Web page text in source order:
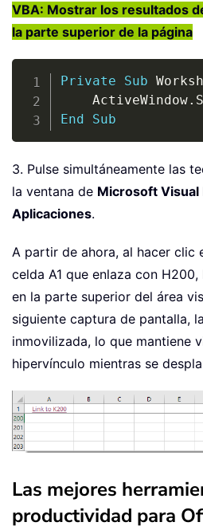
VBA: Mostrar los resultados
la parte superior de la página
Private Sub
    ActiveWindow
.
End
Sub
3. Pulse simultáneamente las
la ventana de Microsoft Visual
Aplicaciones.
A partir de ahora, al hacer clic
celda A1 que enlaza con
en la parte superior del área
siguiente captura de pantalla,
inmovilizada, lo que mantiene
hipervínculo mientras se
Las mejores
productividad para